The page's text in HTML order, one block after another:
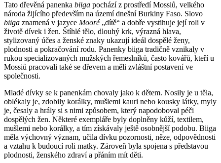
Tato dřevěná panenka biiga pochází z prostředí Mossiů, velkého
národa žijícího především na území dnešní Burkiny Faso. Slovo
biiga znamená v jazyce Mooré„dítě“ a dobře vystihuje její roli v
životě dívek i žen. Štíhlé tělo, dlouhý krk, výrazná hlava,
stylizovaný účes a ženské znaky ukazují ideál dospělé ženy,
plodnosti a pokračování rodu. Panenky biiga tradičně vznikaly v
rukou specializovaných mužských řemeslníků, často kovářů, kteří u
Mossiů pracovali také se dřevem a měli zvláštní postavení ve
společnosti.
Mladé dívky se k panenkám chovaly jako k dětem. Nosily je u těla,
oblékaly je, zdobily korálky, mušlemi kauri nebo kousky látky, myly
je, česaly a hrály si s nimi způsobem, který napodoboval péči
dospělých žen. Některé exempláře byly doplněny kůží, textilem,
mušlemi nebo korálky, a tím získávaly ještě osobnější podobu. Biiga
měla výchovný význam, učila dívku pozornosti, něze, odpovědnosti
a vztahu k budoucí roli matky. Zároveň byla spojena s představou
plodnosti, ženského zdraví a přáním mít děti.